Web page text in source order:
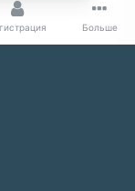
Больше